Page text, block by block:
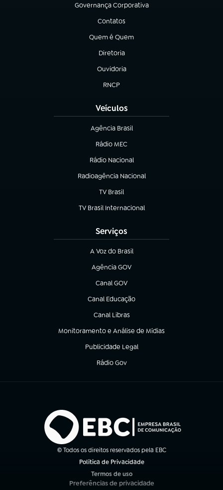
Governança Corporativa
(abre em nova aba)
Contatos
(abre em nova aba)
Quem é Quem
(abre em nova aba)
Diretoria
(abre em nova aba)
Ouvidoria
(abre em nova aba)
RNCP
(abre em nova aba)
Veículos
Agência Brasil
(abre em nova aba)
Rádio MEC
(abre em nova aba)
Rádio Nacional
Radioagência Nacional
(abre em nova aba)
TV Brasil
(abre em nova aba)
TV Brasil Internacional
(abre em nova aba)
Serviços
A Voz do Brasil
(abre em nova aba)
Agência GOV
(abre em nova aba)
Canal GOV
(abre em nova aba)
Canal Educação
(abre em nova aba)
Canal Libras
(abre em nova aba)
Monitoramento e Análise de Mídias
(abre em nova aba)
Publicidade Legal
(abre em nova aba)
Rádio Gov
(abre em nova aba)
© Todos os direitos reservados pela EBC
Política de Privacidade
Termos de uso
(abre em nova aba)
Preferências de privacidade